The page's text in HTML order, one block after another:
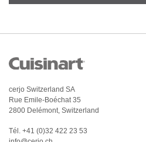
cerjo Switzerland SA
Rue Emile-Boéchat 35
2800 Delémont, Switzerland
Tél. +41 (0)32 422 23 53